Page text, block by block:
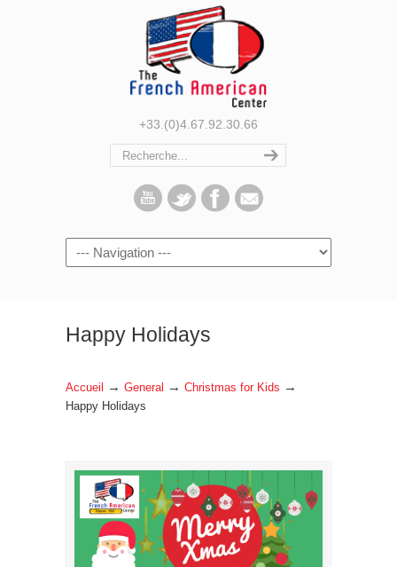
+33.(0)4.67.92.30.66
Navigation
Happy Holidays
Accueil → General → Christmas for Kids →
Happy Holidays